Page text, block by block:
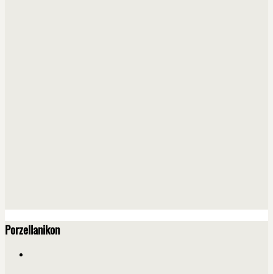
Porzellanikon